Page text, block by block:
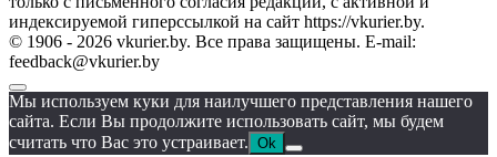
индексируемой гиперссылкой на сайт https://vkurier.by.
© 1906 - 2026 vkurier.by. Все права защищены. E-mail:
feedback@vkurier.by
Мы используем куки для наилучшего представления нашего
сайта. Если Вы продолжите использовать сайт, мы будем
считать что Вас это устраивает. Ok